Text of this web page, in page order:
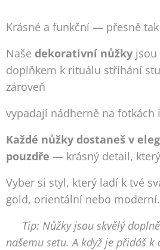
Krásné a funkční — přesně
Naše dekorativní nůžky
doplňkem k rituálu stříhání
zároveň
vypadají nádherně na fotkách
Každé nůžky dostaneš v
pouzdře — krásný detail,
Vyber si styl, který ladí k tvé
gold, orientální nebo moderní.
💡 Tip: Nůžky jsou skvělý
našemu setu. A když je přidáš k